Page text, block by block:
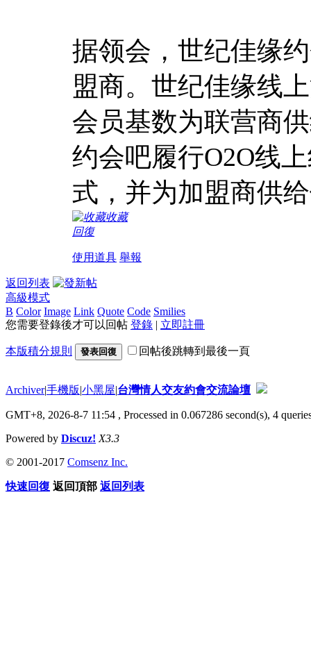
据领会，世纪佳缘
盟商。世纪佳缘线
会员基数为联营商
约会吧履行O2O线
式，并为加盟商供
收藏
回復
使用道具 舉報
返回列表
高級模式
B Color Image Link Quote Code Smilies
您需要登錄後才可以回帖 登錄 | 立即註冊
本版積分規則 發表回復 回帖後跳轉到最後一頁
Archiver|手機版|小黑屋|台灣情人交友約會交流論壇
GMT+8, 2026-8-7 11:54 , Processed in 0.067286 second(s), 4
Powered by Discuz! X3.3
© 2001-2017 Comsenz Inc.
快速回復 返回頂部 返回列表